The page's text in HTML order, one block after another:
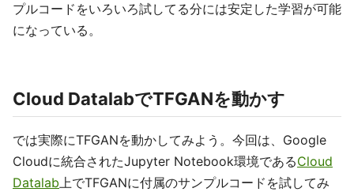
プルコードをいろいろ試してる分には安定した学習が可能
になっている。
Cloud DatalabでTFGANを動かす
では実際にTFGANを動かしてみよう。今回は、Google
Cloudに統合されたJupyter Notebook環境であるCloud
Datalab上でTFGANに付属のサンプルコードを試してみ